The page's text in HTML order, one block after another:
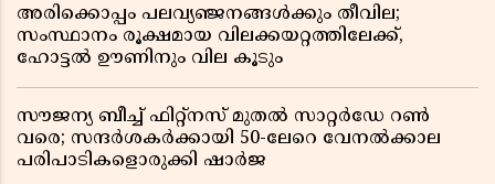
അരിക്കൊപ്പം പലവ്യഞ്ജനങ്ങൾക്കും തീവില;
സംസ്ഥാനം രൂക്ഷമായ വിലക്കയറ്റത്തിലേക്ക്,
ഹോട്ടൽ ഊണിനും വില കൂടും
സൗജന്യ ബീച്ച് ഫിറ്റ്നസ് മുതൽ സാറ്റർഡേ റൺ
വരെ; സന്ദർശകർക്കായി 50-ലേറെ വേനൽക്കാല
പരിപാടികളൊരുക്കി ഷാർജ